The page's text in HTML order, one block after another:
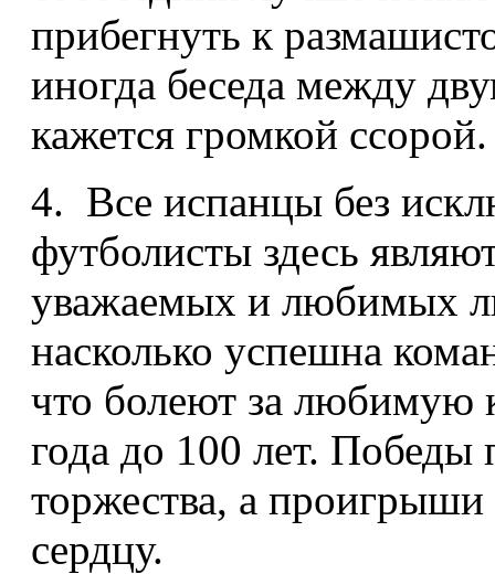
прибегнуть к
иногда беседа между
кажется громкой ссорой.
4. Все испанцы без
футболисты здесь
уважаемых и любимых
насколько успешна
что болеют за любимую
года до 100 лет. Победы
торжества, а
сердцу.